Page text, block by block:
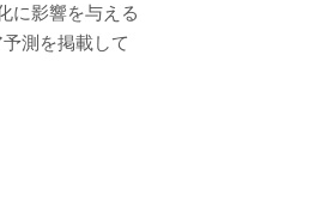
に影響を与える
測を掲載して